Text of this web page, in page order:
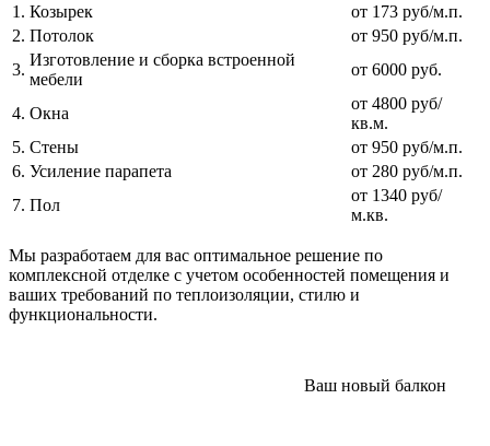
1. Козырек
от 173 руб/м.п.
2. Потолок
от 950 руб/м.п.
3.
Изготовление и сборка встроенной
мебели
от 6000 руб.
4. Окна
от 4800 руб/
кв.м.
5. Стены
от 950 руб/м.п.
6. Усиление парапета
от 280 руб/м.п.
7. Пол
от 1340 руб/
м.кв.
Мы разработаем для вас оптимальное решение по
комплексной отделке с учетом особенностей помещения и
ваших требований по теплоизоляции, стилю и
функциональности.